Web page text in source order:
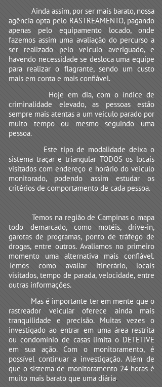
Ainda assim, por ser mais barato, nossa
agência opta pelo RASTREAMENTO, pagando
apenas pelo equipamento locado, onde
fazemos assim uma avaliação do percurso a
ser realizado pelo veiculo averiguado, e
havendo necessidade se desloca uma equipe
para realizar o flagrante, sendo um custo
mais em conta e mais confiável.
Hoje em dia, com o índice de
criminalidade elevado, as pessoas estão
sempre mais atentas a um veiculo parado por
muito tempo ou mesmo seguindo uma
pessoa.
Este tipo de modalidade deixa o
sistema traçar e triangular TODOS os locais
visitados com endereço e horário do veiculo
monitorado, podendo assim estudar os
critérios de comportamento de cada pessoa.
Temos na região de Campinas o mapa
todo demarcado, como motéis, drive-in,
garotas de programas, ponto de tráfego de
drogas, entre outros. Avaliamos no primeiro
momento uma alternativa mais confiável.
Temos como avaliar itinerário, locais
visitados, tempo de parada, velocidade, entre
outras informações.
Mas é importante ter em mente que o
rastreador veicular oferece ainda mais
tranquilidade e precisão. Muitas vezes o
investigado ao entrar em uma área restrita
ou condomínio de casas limita o DETETIVE
em sua ação. Com o monitoramento, é
possível continuar a investigação. Além de
que o sistema de monitoramento 24 horas é
muito mais barato que uma diária.